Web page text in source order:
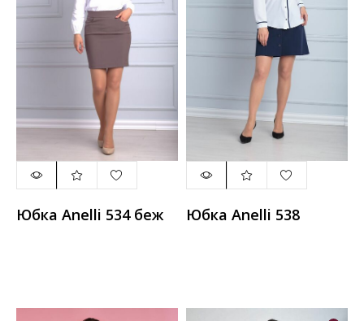
Юбка Anelli 534 беж Юбка Anelli 538